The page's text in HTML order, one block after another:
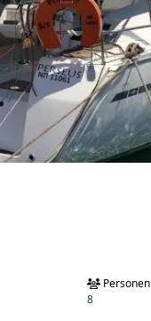
Personen
8